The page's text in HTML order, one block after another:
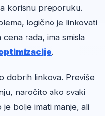
korisnu preporuku.
logično je linkovati
rada, ima smisla
.
dobrih linkova. Previše
naročito ako svaki
je bolje imati manje, ali